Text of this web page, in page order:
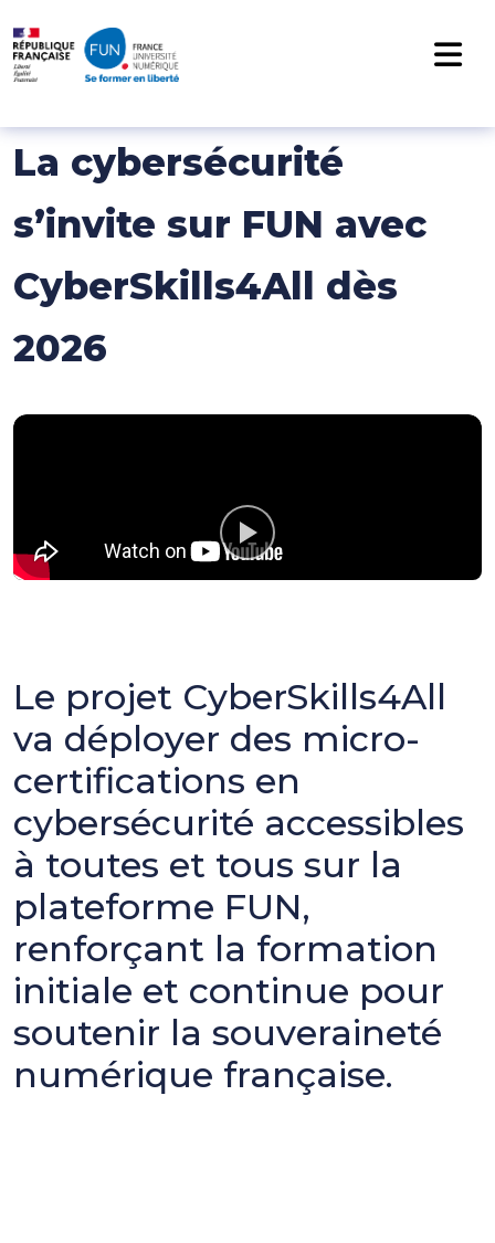
NAVIGATION PRINCIPALE
La cybersécurité
s’invite sur FUN avec
CyberSkills4All dès
2026
Le projet CyberSkills4All
va déployer des micro-
certifications en
cybersécurité accessibles
à toutes et tous sur la
plateforme FUN,
renforçant la formation
initiale et continue pour
soutenir la souveraineté
numérique française.